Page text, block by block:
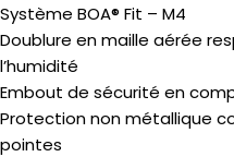
Système BOA® Fit – M4
Doublure en maille aérée
l’humidité
Embout de sécurité en
Protection non métallique
pointes